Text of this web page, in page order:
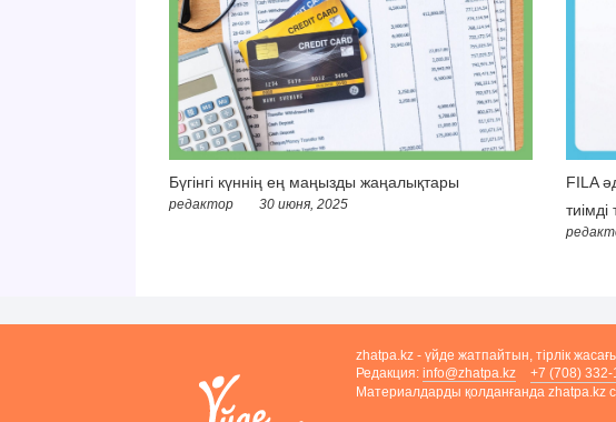
Бүгінгі күннің ең маңызды жаңалықтары
редактор 30 июня, 2025
FILA
тиімді
zhatpa.kz - үйде жатпайтын, тірлік
Редакция:info@zhatpa.kz
+7 (708) 332-
Материалдарды қолданғанда zhatpa.kz